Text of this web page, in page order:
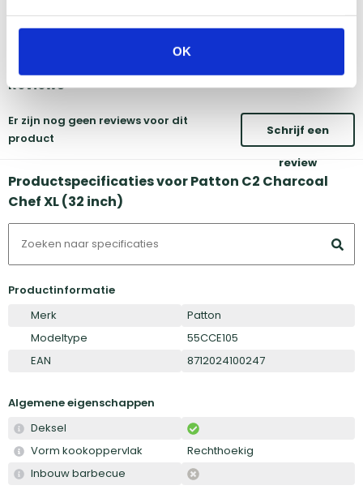
OK
Reviews
Er zijn nog geen reviews voor dit
product
Schrijf een
review
Productspecificaties voor Patton C2 Charcoal
Chef XL (32 inch)
Productinformatie
Merk
Patton
Modeltype
55CCE105
EAN
8712024100247
Algemene eigenschappen
Deksel
Vorm kookoppervlak
Rechthoekig
Inbouw barbecue